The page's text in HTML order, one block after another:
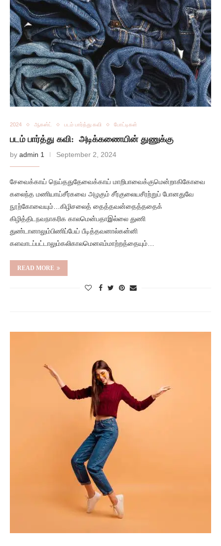
2024 ஆகஸ்ட் படம் பார்த்து கவி போட்டிகள்
படம் பார்த்து கவி: அடிக்கணையின் துணுக்கு
by admin 1 September 2, 2024
சேவைக்காய் நெய்ததுதேவைக்காய் மாறிபாவைக்குமென்றாகிகோவை
கலைந்த மணியாய்சீர்கவை அழகும் சீர்குலையசீரற்றுப் போனதுவே
நூற்கோவையும்…கிழிசலைத் தைத்தவன்தைத்ததைக்
கிழித்திடநவநாகரிக காலமென்பதாஇல்லை துணி
துண்டானாலும்பிணிப்பேய் பீடித்தவனால்கன்னி
களவாடப்பட்டாலும்கலிகாலமெனஎம்மாற்றத்தையும்…
READ MORE